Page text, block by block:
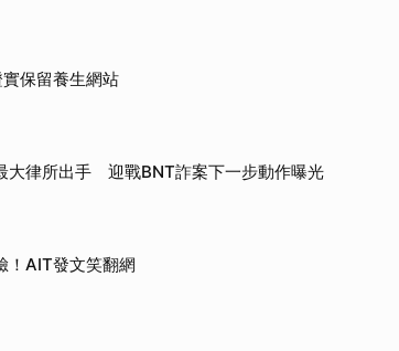
保留養生網站
大律所出手 迎戰BNT詐案下一步動作曝光
！AIT發文笑翻網